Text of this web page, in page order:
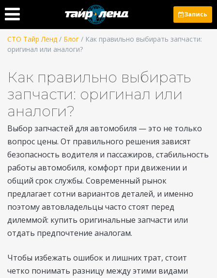
Запись
СТО Тайр Ленд / Блог / Как правильно выбирать запчасти:
оригинал или аналоги?
Как правильно выбирать
запчасти: оригинал или
аналоги?
Выбор запчастей для автомобиля — это не только
вопрос цены. От правильного решения зависят
безопасность водителя и пассажиров, стабильность
работы автомобиля, комфорт при движении и
общий срок службы. Современный рынок
предлагает сотни вариантов деталей, и именно
поэтому автовладельцы часто стоят перед
дилеммой: купить оригинальные запчасти или
отдать предпочтение аналогам.
Чтобы избежать ошибок и лишних трат, стоит
четко понимать разницу между этими видами